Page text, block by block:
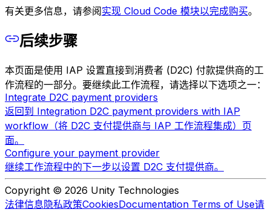
有关更多信息，请参阅实现 Cloud Code 模块以完成购买。
后续步骤
本页面是使用 IAP 设置直接到消费者 (D2C) 付款提供商的工
作流程的一部分。要继续此工作流程，请选择以下选项之一：
Integrate D2C payment providers
返回到 Integration D2C payment providers with IAP
workflow（将 D2C 支付提供商与 IAP 工作流程集成）页
面。
Configure your payment provider
继续工作流程中的下一步以设置 D2C 支付提供商。
Copyright © 2026 Unity Technologies
法律信息隐私政策CookiesDocumentation Terms of Use请